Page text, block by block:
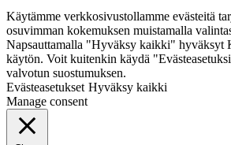
Käytämme verkkosivustollamme evästeitä
osuvimman kokemuksen muistamalla
Napsauttamalla "Hyväksy kaikki"
käytön. Voit kuitenkin käydä
valvotun suostumuksen.
Evästeasetukset Hyväksy kaikki
Manage consent